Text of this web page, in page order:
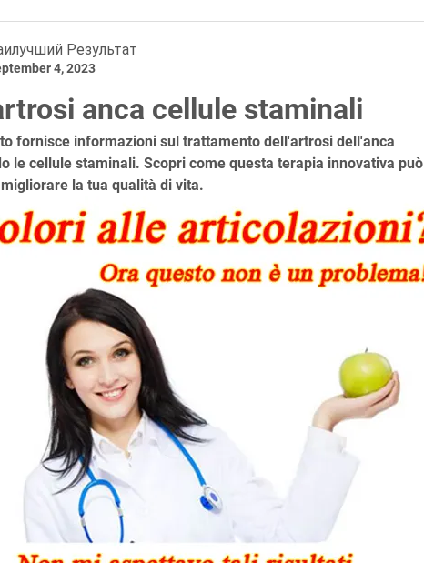
Результат
4, 2023
anca cellule staminali
fornisce informazioni sul trattamento dell'artrosi dell'anca
le cellule staminali. Scopri come questa terapia innovativa può
la tua qualità di vita.